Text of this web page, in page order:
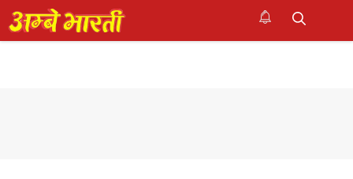
Skip
to